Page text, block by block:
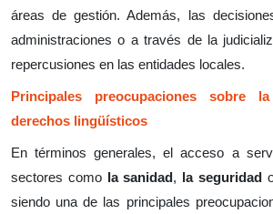
áreas de gestión. Además, las
administraciones o a través de la
repercusiones en las entidades locales.
Principales preocupaciones sobre
derechos lingüísticos
En términos generales, el acceso a
sectores como
la sanidad, la seguridad
siendo una de las principales